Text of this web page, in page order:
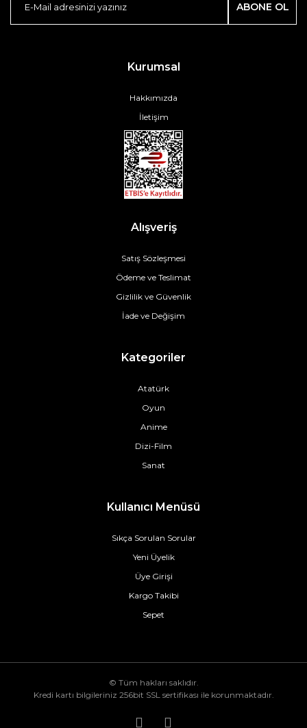
ABONE OL
Kurumsal
Hakkımızda
İletişim
Alışveriş
Satış Sözleşmesi
Ödeme ve Teslimat
Gizlilik ve Güvenlik
İade ve Değişim
Kategoriler
Atatürk
Oyun
Anime
Dizi-Film
Sanat
Kullanıcı Menüsü
Sıkça Sorulan Sorular
Yeni Üyelik
Üye Girişi
Kargo Takibi
Sepet
© Tüm hakları saklıdır.
Kredi kartı bilgileriniz 256bit SSL sertifikası ile korunmaktadır.